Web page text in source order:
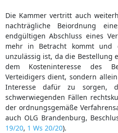
Die Kammer vertritt auch
nachträgliche Beiordnung
endgültigen Abschluss eines
mehr in Betracht kommt und
unzulässig ist, da die Bestellung
dem Kosteninteresse des
Verteidigers dient, sondern
Interesse dafür zu sorgen,
schwerwiegenden Fällen
der ordnungsgemäße
auch OLG Brandenburg,
19/20, 1 Ws 20/20).